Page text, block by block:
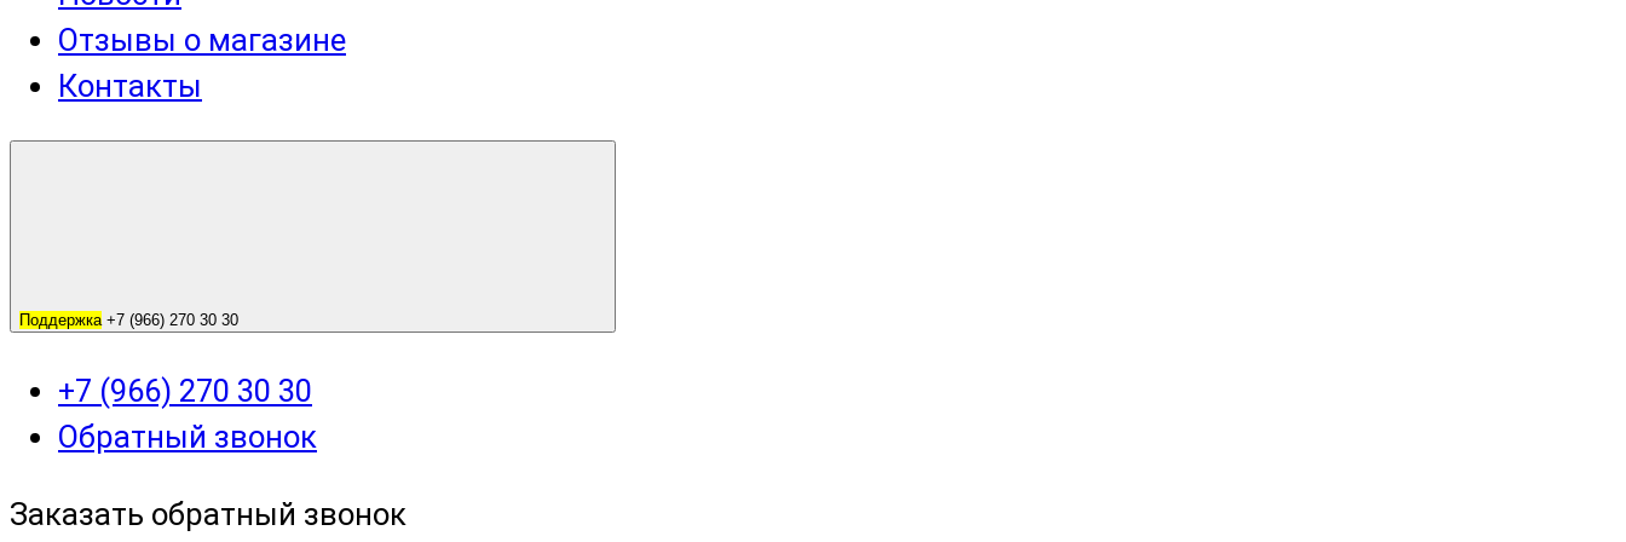
Отзывы о магазине
Контакты
Поддержка +7 (966) 270 30 30
+7 (966) 270 30 30
Обратный звонок
Заказать обратный звонок